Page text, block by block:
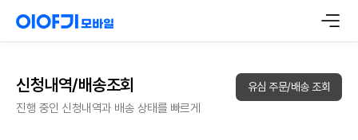
신청내역/배송조회
진행 중인 신청내역과 배송 상태를 빠르게
유심 주문/배송 조회